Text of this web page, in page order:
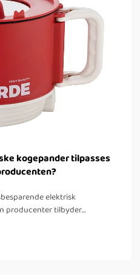
kogepander tilpasses
elektrisk
producenter tilbyder
og overholdelse af globale
dag.